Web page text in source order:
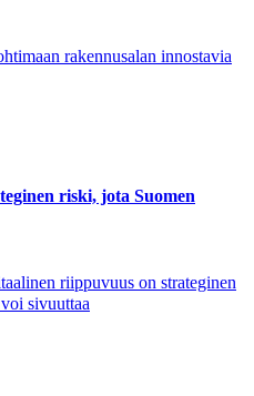
rakennusalan innostavia
riski, jota Suomen
riippuvuus on strateginen
sivuuttaa